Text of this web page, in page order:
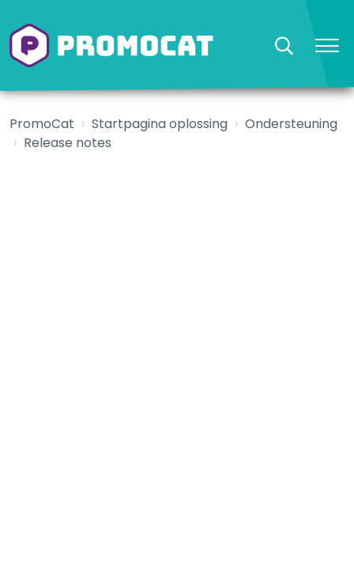
PromoCat Startpagina oplossing
Ondersteuning
Release notes